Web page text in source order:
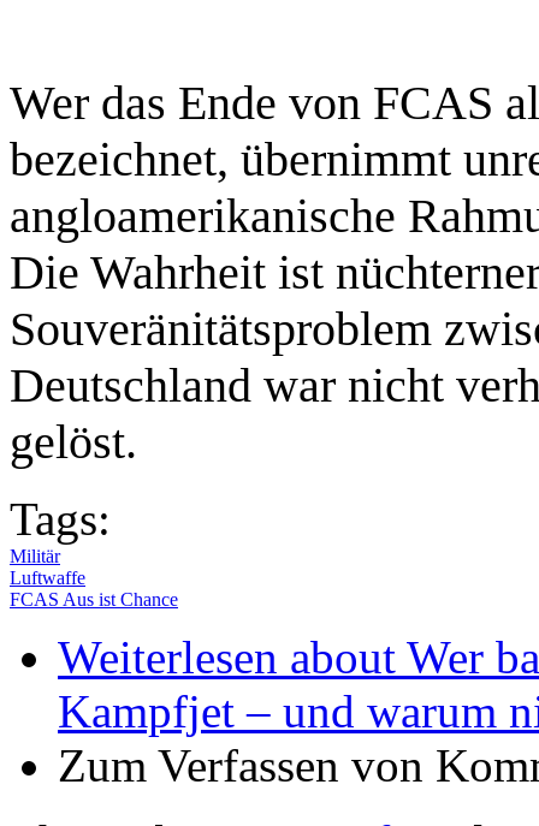
Wer das Ende von FCAS
bezeichnet, übernimmt
angloamerikanische
Die Wahrheit ist
Souveränitätsproblem
Deutschland war nicht
gelöst.
Tags:
Militär
Luftwaffe
FCAS Aus ist Chance
Weiterlesen about Wer
Kampfjet – und warum
Zum Verfassen von